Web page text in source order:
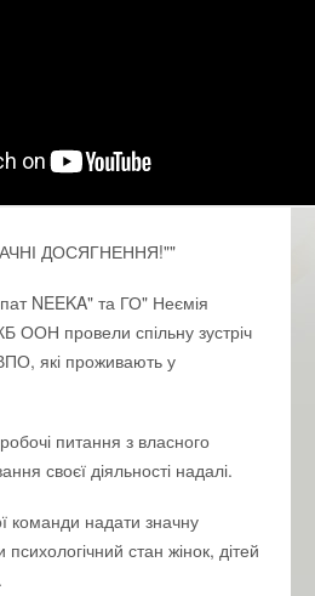
ДОСЯГНЕННЯ!""
NEEKA" та ГО" Неємія
ООН провели спільну зустріч
які проживають у
питання з власного
своєї діяльності надалі.
команди надати значну
стан жінок, дітей